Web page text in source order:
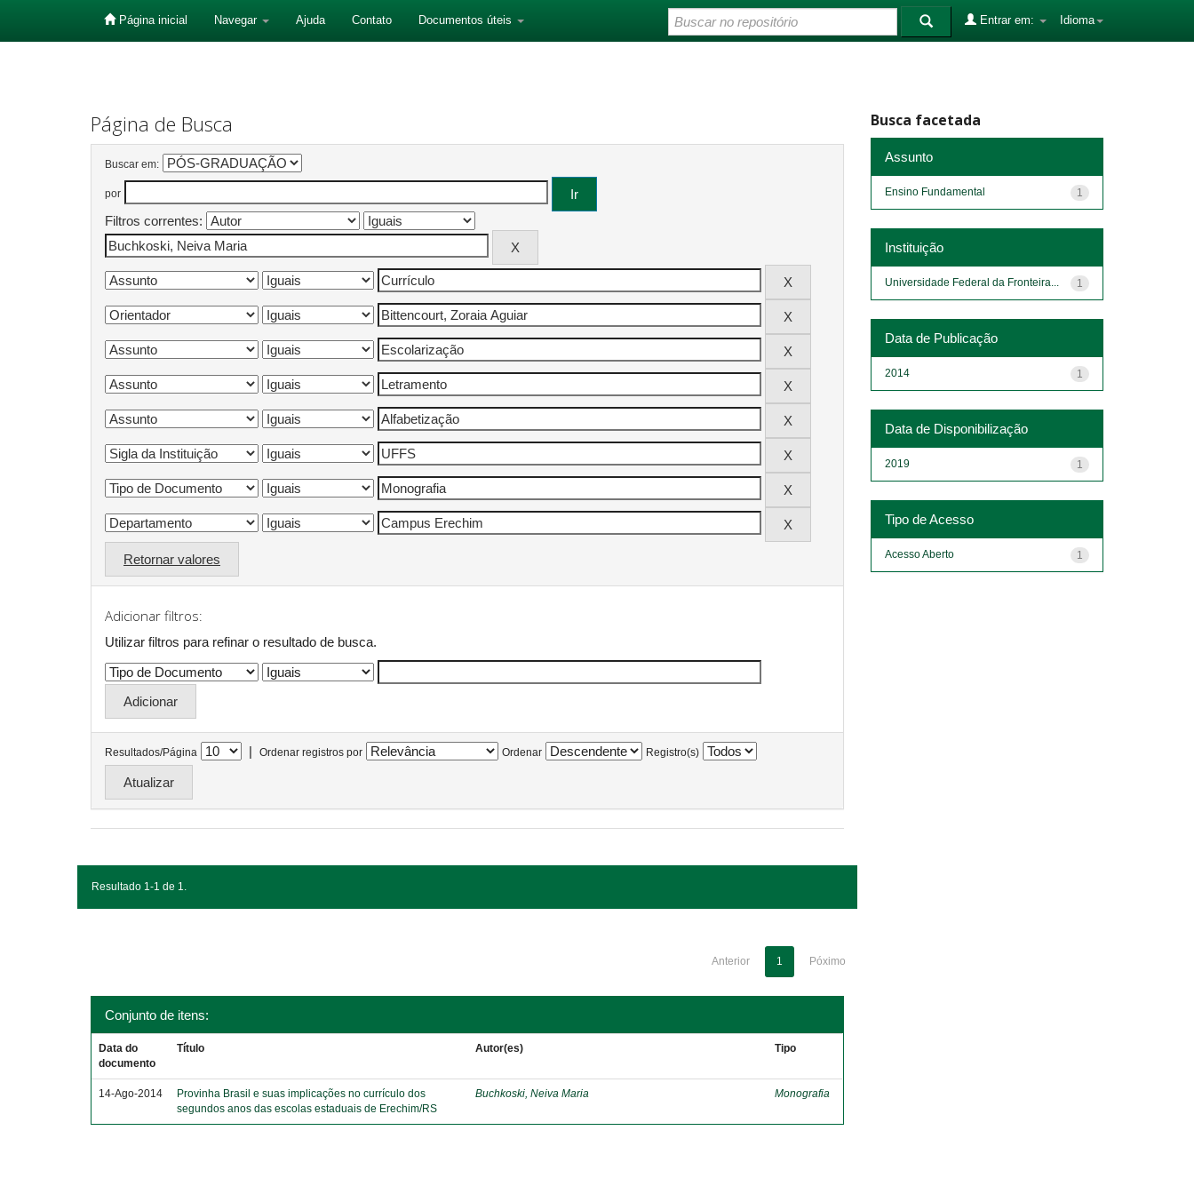
Página inicial Navegar Ajuda Contato Documentos úteis Idioma
Entrar em:
Página de Busca
Buscar em:
por
Filtros correntes:
Retornar valores
Adicionar filtros:
Utilizar filtros para refinar o resultado de busca.
Resultados/Página | Ordenar registros por Ordenar Registro(s)
Resultado 1-1 de 1.
Anterior 1 Póximo
Conjunto de itens:
Data do
documento
Título Autor(es) Tipo
14-Ago-2014
Provinha Brasil e suas implicações no currículo dos
segundos anos das escolas estaduais de Erechim/RS
Buchkoski, Neiva Maria Monografia
Busca facetada
Assunto
1
Ensino Fundamental
Instituição
1
Universidade Federal da Fronteira...
Data de Publicação
1
2014
Data de Disponibilização
1
2019
Tipo de Acesso
1
Acesso Aberto